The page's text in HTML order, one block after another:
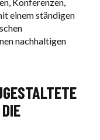
einem ständigen
nachhaltigen